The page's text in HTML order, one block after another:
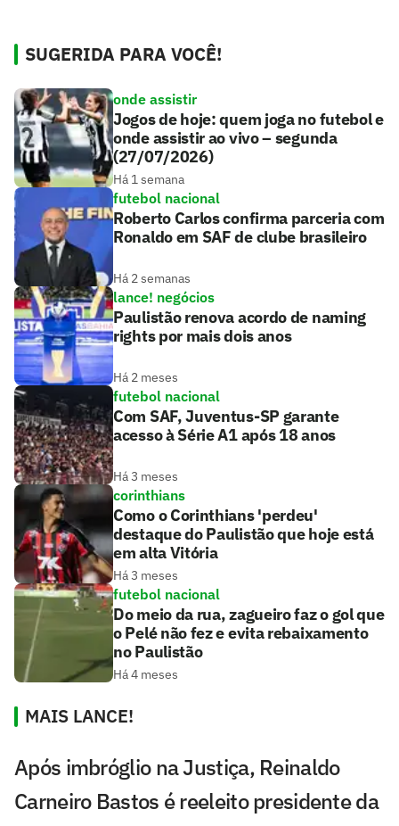
SUGERIDA PARA VOCÊ!
onde assistir
Jogos de hoje: quem joga no futebol e
onde assistir ao vivo – segunda
(27/07/2026)
Há 1 semana
futebol nacional
Roberto Carlos confirma parceria com
Ronaldo em SAF de clube brasileiro
Há 2 semanas
lance! negócios
Paulistão renova acordo de naming
rights por mais dois anos
Há 2 meses
futebol nacional
Com SAF, Juventus-SP garante
acesso à Série A1 após 18 anos
Há 3 meses
corinthians
Como o Corinthians 'perdeu'
destaque do Paulistão que hoje está
em alta Vitória
Há 3 meses
futebol nacional
Do meio da rua, zagueiro faz o gol que
o Pelé não fez e evita rebaixamento
no Paulistão
Há 4 meses
MAIS LANCE!
Após imbróglio na Justiça, Reinaldo
Carneiro Bastos é reeleito presidente da